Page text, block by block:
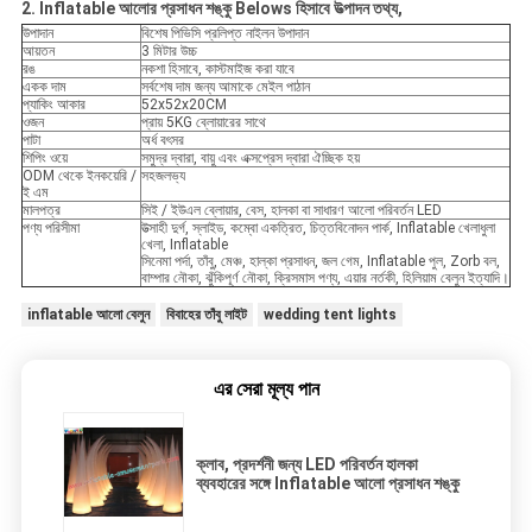
2. Inflatable আলোর প্রসাধন শঙ্কু Belows হিসাবে উত্পাদন তথ্য,
উপাদান
বিশেষ পিভিসি প্রলিপ্ত নাইলন উপাদান
আয়তন
3 মিটার উচ্চ
রঙ
নকশা হিসাবে, কাস্টমাইজ করা যাবে
একক দাম
সর্বশেষ দাম জন্য আমাকে মেইল ​​পাঠান
প্যাকিং আকার
52x52x20CM
ওজন
প্রায় 5KG ব্লোয়ারের সাথে
পাটা
অর্ধ বৎসর
শিপিং ওয়ে
সমুদ্র দ্বারা, বায়ু এবং এক্সপ্রেস দ্বারা ঐচ্ছিক হয়
ODM থেকে ইনকয়েরি /
ই এম
সহজলভ্য
মালপত্র
সিই / ইউএল ব্লোয়ার, বেস, হালকা বা সাধারণ আলো পরিবর্তন LED
পণ্য পরিসীমা
উত্সাহী দুর্গ, স্লাইড, কম্বো একত্রিত, চিত্তবিনোদন পার্ক, Inflatable খেলাধুলা
খেলা, Inflatable
সিনেমা পর্দা, তাঁবু, মেঞ্চ, হাল্কা প্রসাধন, জল গেম, Inflatable পুল, Zorb বল,
বাম্পার নৌকা, ঝুঁকিপূর্ণ নৌকা, ক্রিসমাস পণ্য, এয়ার নর্তকী, হিলিয়াম বেলুন ইত্যাদি।
inflatable আলো বেলুন বিবাহের তাঁবু লাইট wedding tent lights
এর সেরা মূল্য পান
ক্লাব, প্রদর্শনী জন্য LED পরিবর্তন হালকা
ব্যবহারের সঙ্গে Inflatable আলো প্রসাধন শঙ্কু